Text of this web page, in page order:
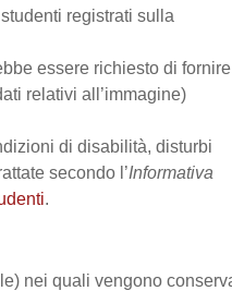
registrati sulla
essere richiesto di fornire
relativi all’immagine)
di disabilità, disturbi
secondo l’Informativa
.
nei quali vengono